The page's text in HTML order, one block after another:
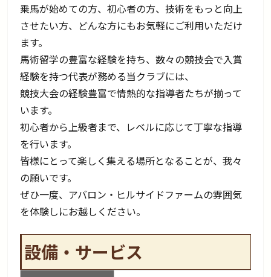
乗馬が始めての方、初心者の方、技術をもっと向上
させたい方、どんな方にもお気軽にご利用いただけ
ます。
馬術留学の豊富な経験を持ち、数々の競技会で入賞
経験を持つ代表が務める当クラブには、
競技大会の経験豊富で情熱的な指導者たちが揃って
います。
初心者から上級者まで、レベルに応じて丁寧な指導
を行います。
皆様にとって楽しく集える場所となることが、我々
の願いです。
ぜひ一度、アバロン・ヒルサイドファームの雰囲気
を体験しにお越しください。
設備・サービス